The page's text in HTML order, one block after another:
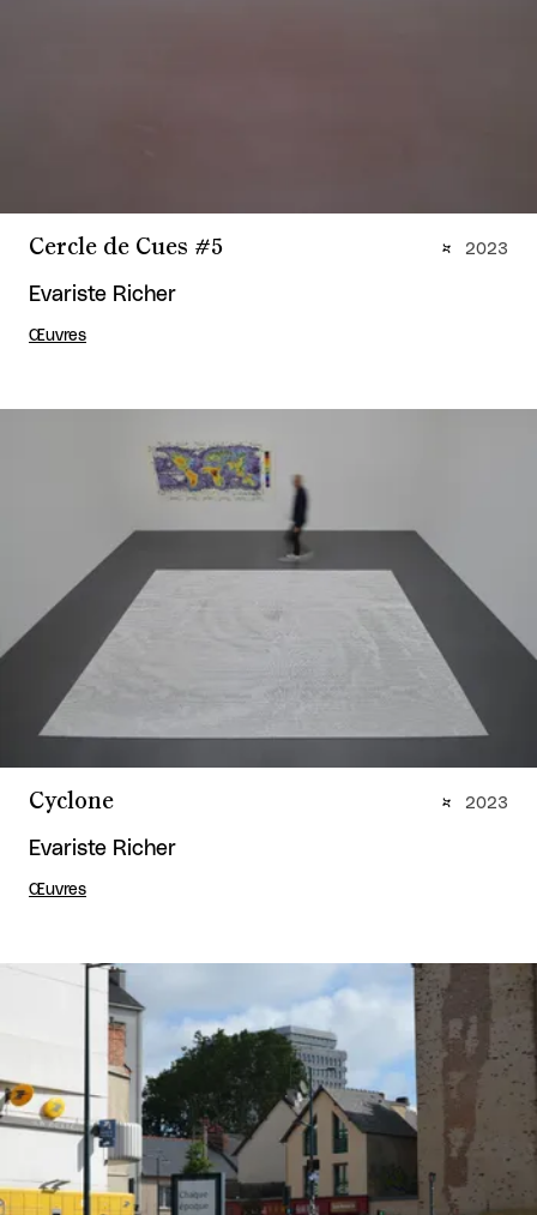
Cercle de Cues #5
Evariste Richer
Œuvres
2023
Cyclone
Evariste Richer
Œuvres
2023